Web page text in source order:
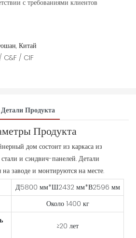
с требованиями клиентов
Китай
C&F / CIF
Детали Продукта
Продукта
дом состоит из каркаса из
и сэндвич-панелей. Детали
на заводе и монтируются на месте.
Д5800 мм*Ш2432 мм*В2596 мм
Около 1400 кг
≥20 лет